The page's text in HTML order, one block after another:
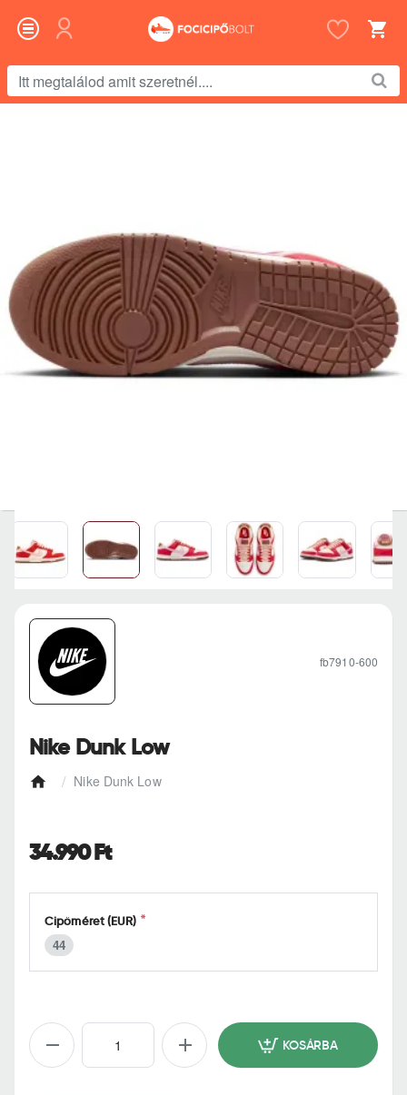
megtalálod
e
Nike Dunk Low
Nike Dunk Low
fb7910-600
34.990 Ft
Cipőméret (EUR)
44
KOSÁRBA